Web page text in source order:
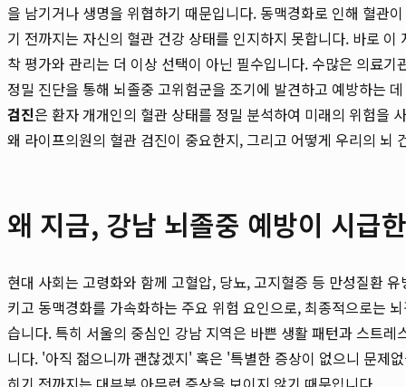
을 남기거나 생명을 위협하기 때문입니다. 동맥경화로 인해 혈관
기 전까지는 자신의 혈관 건강 상태를 인지하지 못합니다. 바로 이
착 평가와 관리는 더 이상 선택이 아닌 필수입니다. 수많은 의료
정밀 진단을 통해 뇌졸중 고위험군을 조기에 발견하고 예방하는
검진은 환자 개개인의 혈관 상태를 정밀 분석하여 미래의 위험을
왜 라이프의원의 혈관 검진이 중요한지, 그리고 어떻게 우리의 뇌
왜 지금, 강남 뇌졸중 예방이 시급
현대 사회는 고령화와 함께 고혈압, 당뇨, 고지혈증 등 만성질환
키고 동맥경화를 가속화하는 주요 위험 요인으로, 최종적으로는
습니다. 특히 서울의 중심인 강남 지역은 바쁜 생활 패턴과 스트
니다. '아직 젊으니까 괜찮겠지' 혹은 '특별한 증상이 없으니 문제